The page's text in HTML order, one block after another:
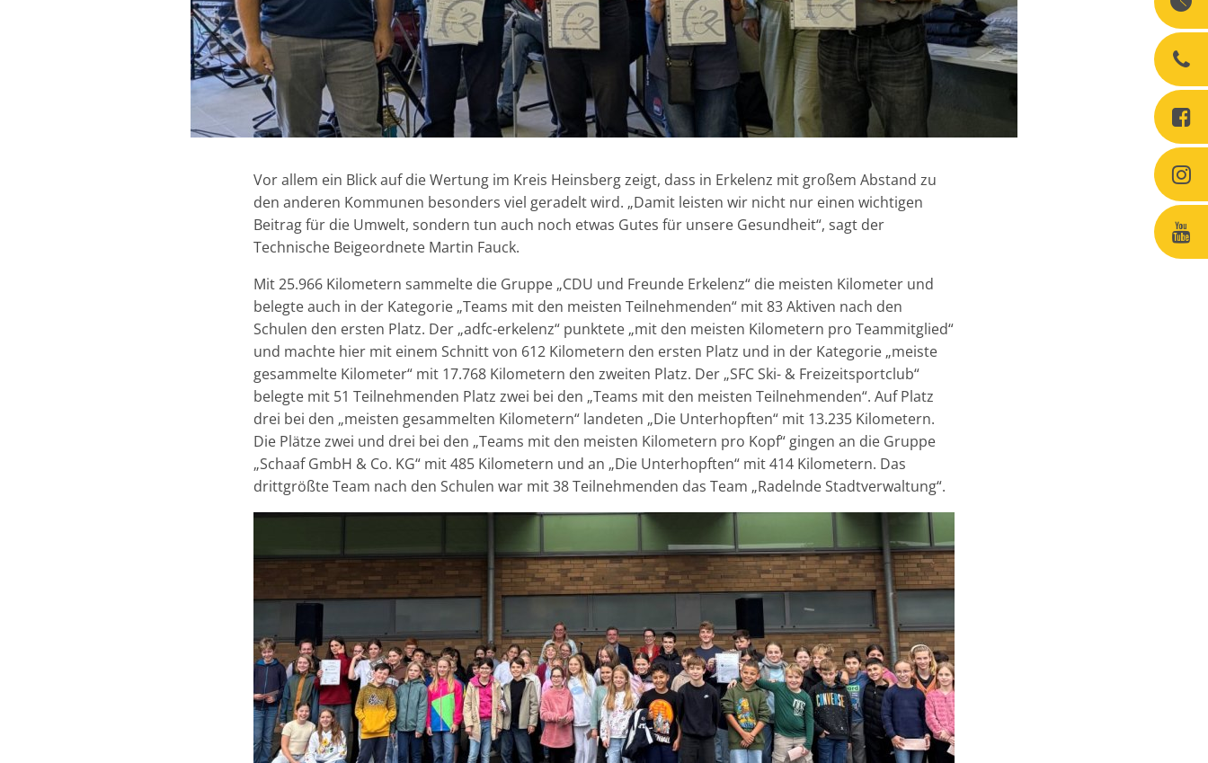
Vor allem ein Blick auf die Wertung im Kreis Heinsberg zeigt, dass in Erkelenz mit großem Abstand zu
den anderen Kommunen besonders viel geradelt wird. „Damit leisten wir nicht nur einen wichtigen
Beitrag für die Umwelt, sondern tun auch noch etwas Gutes für unsere Gesundheit“, sagt der
Technische Beigeordnete Martin Fauck.
Mit 25.966 Kilometern sammelte die Gruppe „CDU und Freunde Erkelenz“ die meisten Kilometer und
belegte auch in der Kategorie „Teams mit den meisten Teilnehmenden“ mit 83 Aktiven nach den
Schulen den ersten Platz. Der „adfc-erkelenz“ punktete „mit den meisten Kilometern pro Teammitglied“
und machte hier mit einem Schnitt von 612 Kilometern den ersten Platz und in der Kategorie „meiste
gesammelte Kilometer“ mit 17.768 Kilometern den zweiten Platz. Der „SFC Ski- & Freizeitsportclub“
belegte mit 51 Teilnehmenden Platz zwei bei den „Teams mit den meisten Teilnehmenden“. Auf Platz
drei bei den „meisten gesammelten Kilometern“ landeten „Die Unterhopften“ mit 13.235 Kilometern.
Die Plätze zwei und drei bei den „Teams mit den meisten Kilometern pro Kopf“ gingen an die Gruppe
„Schaaf GmbH & Co. KG“ mit 485 Kilometern und an „Die Unterhopften“ mit 414 Kilometern. Das
drittgrößte Team nach den Schulen war mit 38 Teilnehmenden das Team „Radelnde Stadtverwaltung“.